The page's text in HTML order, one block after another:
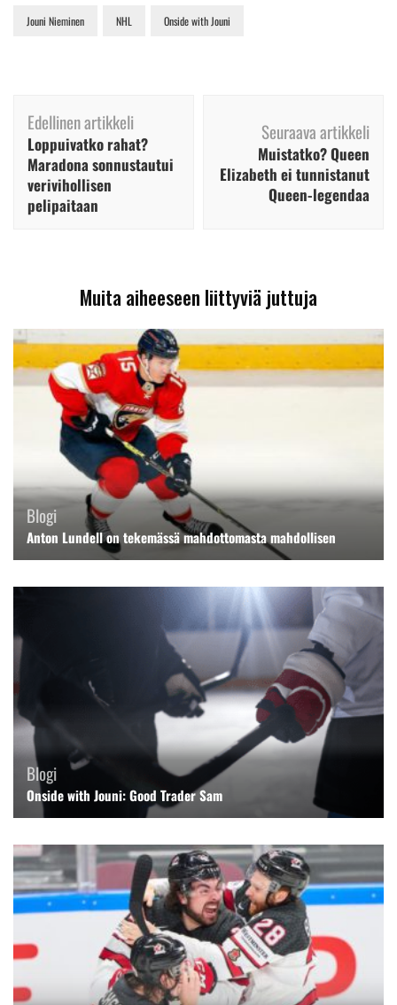
Jouni Nieminen NHL Onside with Jouni
Artikkelien
selaus
Edellinen artikkeli
Loppuivatko rahat?
Maradona sonnustautui
verivihollisen
pelipaitaan
Seuraava artikkeli
Muistatko? Queen
Elizabeth ei tunnistanut
Queen-legendaa
Muita aiheeseen liittyviä juttuja
Blogi
Anton Lundell on tekemässä mahdottomasta mahdollisen
Blogi
Onside with Jouni: Good Trader Sam